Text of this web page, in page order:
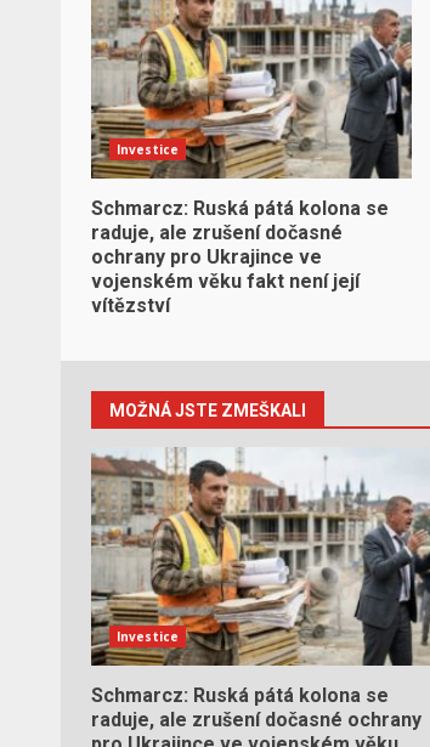
Investice
Schmarcz: Ruská pátá kolona se
raduje, ale zrušení dočasné
ochrany pro Ukrajince ve
vojenském věku fakt není její
vítězství
MOŽNÁ JSTE ZMEŠKALI
Investice
Schmarcz: Ruská pátá kolona se
raduje, ale zrušení dočasné ochrany